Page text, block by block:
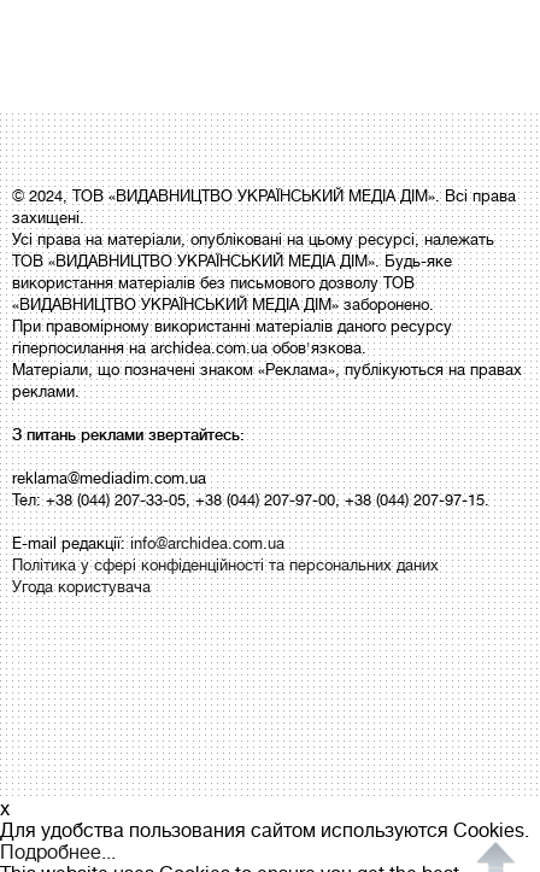
© 2024, ТОВ «ВИДАВНИЦТВО УКРАЇНСЬКИЙ МЕДІА ДІМ». Всі права
захищені.
Усі права на матеріали, опубліковані на цьому ресурсі, належать
ТОВ «ВИДАВНИЦТВО УКРАЇНСЬКИЙ МЕДІА ДІМ». Будь-яке
використання матеріалів без письмового дозволу ТОВ
«ВИДАВНИЦТВО УКРАЇНСЬКИЙ МЕДІА ДІМ» заборонено.
При правомірному використанні матеріалів даного ресурсу
гіперпосилання на archidea.com.ua обов'язкова.
Матеріали, що позначені знаком «Реклама», публікуються на правах
реклами.
З питань реклами звертайтесь:
reklama@mediadim.com.ua
Тел: +38 (044) 207-33-05, +38 (044) 207-97-00, +38 (044) 207-97-15.
E-mail редакції:info@archidea.com.ua
Політика у сфері конфіденційності та персональних даних
Угода користувача
x
Для удобства пользования сайтом используются Cookies.
Подробнее...